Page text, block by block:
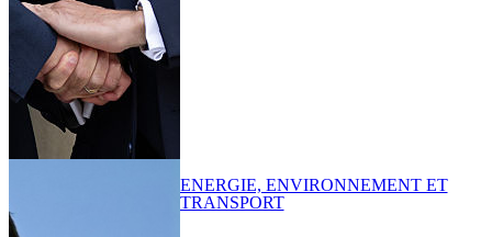
ENERGIE, ENVIRONNEMENT ET
TRANSPORT